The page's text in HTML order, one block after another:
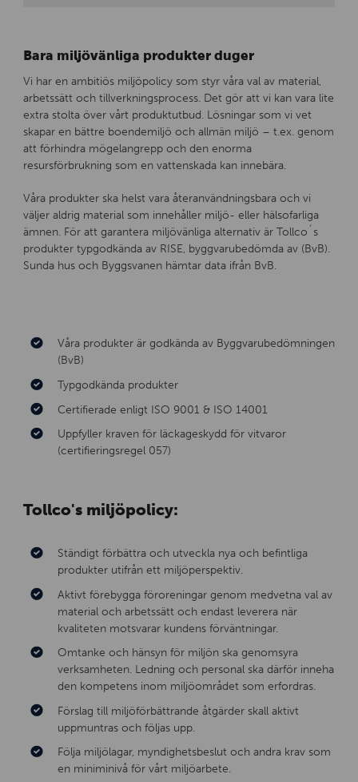
Bara miljövänliga produkter duger
Vi har en ambitiös miljöpolicy som styr våra val av material,
arbetssätt och tillverkningsprocess. Det gör att vi kan vara lite
extra stolta över vårt produktutbud. Lösningar som vi vet
skapar en bättre boendemiljö och allmän miljö – t.ex. genom
att förhindra mögelangrepp och den enorma
resursförbrukning som en vattenskada kan innebära.
Våra produkter ska helst vara återanvändningsbara och vi
väljer aldrig material som innehåller miljö- eller hälsofarliga
ämnen. För att garantera miljövänliga alternativ är Tollco´s
produkter typgodkända av RISE, byggvarubedömda av (BvB).
Sunda hus och Byggsvanen hämtar data ifrån BvB.
Våra produkter är godkända av Byggvarubedömningen
(BvB)
Typgodkända produkter
Certifierade enligt ISO 9001 & ISO 14001
Uppfyller kraven för läckageskydd för vitvaror
(certifieringsregel 057)
Tollco's miljöpolicy:
Ständigt förbättra och utveckla nya och befintliga
produkter utifrån ett miljöperspektiv.
Aktivt förebygga föroreningar genom medvetna val av
material och arbetssätt och endast leverera när
kvaliteten motsvarar kundens förväntningar.
Omtanke och hänsyn för miljön ska genomsyra
verksamheten. Ledning och personal ska därför inneha
den kompetens inom miljöområdet som erfordras.
Förslag till miljöförbättrande åtgärder skall aktivt
uppmuntras och följas upp.
Följa miljölagar, myndighetsbeslut och andra krav som
en miniminivå för vårt miljöarbete.